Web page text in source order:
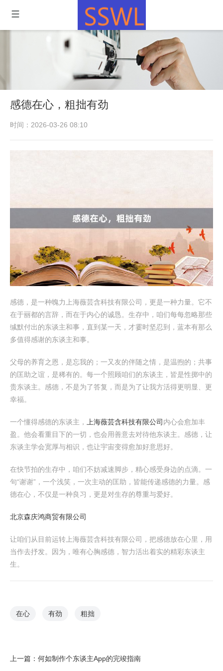
感德在心，粗拙有劲
时间：2026-03-26 08:10
感德，是一种魄力上海薇芸含科技有限公司，更是一种力量。它不
在于丽都的言辞，而在于内心的诚恳。生存中，咱们每每忽略那些
缄默付出的东谈主和事，直到某一天，才霎时坚忍到，蓝本有那么
多值得感谢的东谈主和事。
父母的养育之恩，是忘我的；一又友的伴随之情，是温煦的；共事
的匡助之谊，是稀有的。每一个照顾咱们的东谈主，皆是性掷中的
贵东谈主。感德，不是为了答复，而是为了让我方活得更明显、更
幸福。
一个懂得感德的东谈主， 上海薇芸含科技有限公司 内心会愈加丰
盈。他会看重目下的一切，也会用善意去对待他东谈主。感德，让
东谈主学会宽厚与相识，也让宇宙变得愈加好意思好。
在快节拍的生存中，咱们不妨减速脚步，精心感受身边的点滴。一
句“谢谢”，一个浅笑，一次主动的匡助，皆能传递感德的力量。感
德在心，不仅是一种良习，更是对生存的尊重与爱好。
北京森庆鸿商贸有限公司
让咱们从目前运转上海薇芸含科技有限公司，把感德放在心里，用
当作去抒发。因为，唯有心胸感德，智力活出着实的精彩东谈主
生。
在心 有劲 粗拙
上一篇： 何如制作个东谈主App的完竣指南